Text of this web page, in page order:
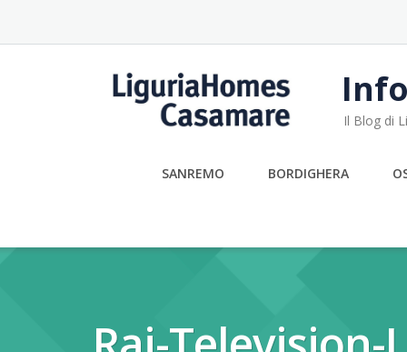
content
Il Blog di
SANREMO BORDIGHERA